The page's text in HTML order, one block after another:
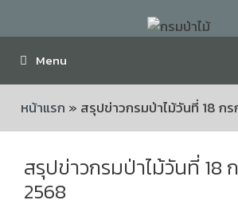
Menu
หน้าแรก » สรุปข่าวกรมป่าไม้วันที่ 18 ก
สรุปข่าวกรมป่าไม้วันที่ 18
2568